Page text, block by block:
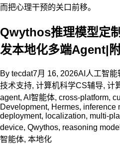
而把心理干预的关口前移。
Qwythos推理模型定
发本地化多端Agent|
By tecdat7月 16, 2026AI人工智能
技术支持, 计算机科学CS辅导, 计
agent, AI智能体, cross-platform,
Development, Hermes, inference
deployment, localization, multi-
device, Qwythos, reasoning model
智能体, 本地化